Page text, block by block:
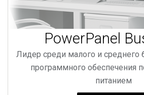
PowerPanel
Лидер среди малого и среднего
программного обеспечения
питанием